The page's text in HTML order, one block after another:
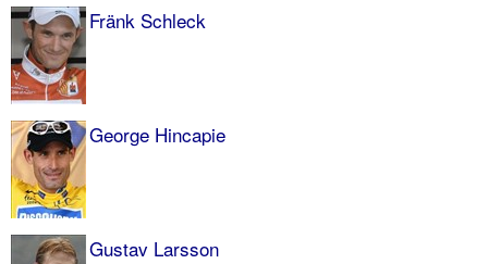
Fränk Schleck
George Hincapie
Gustav Larsson